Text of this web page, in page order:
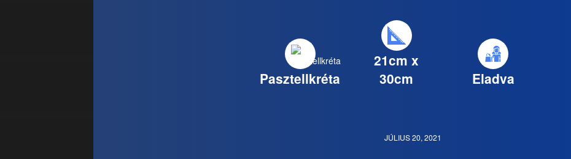
Pasztellkréta
21cm x
30cm
Eladva
JÚLIUS 20, 2021